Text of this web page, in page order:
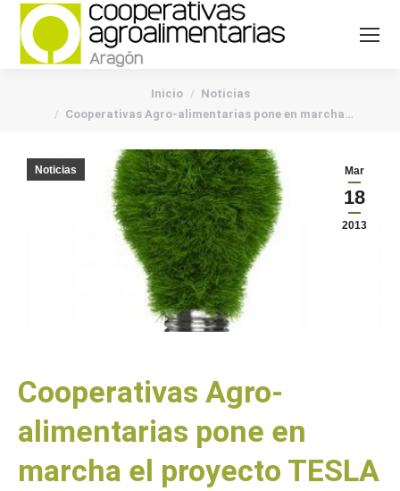
Inicio
Noticias
Cooperativas Agro-alimentarias pone en marcha…
Mar
18
2013
Noticias
Cooperativas Agro-
alimentarias pone en
marcha el proyecto TESLA